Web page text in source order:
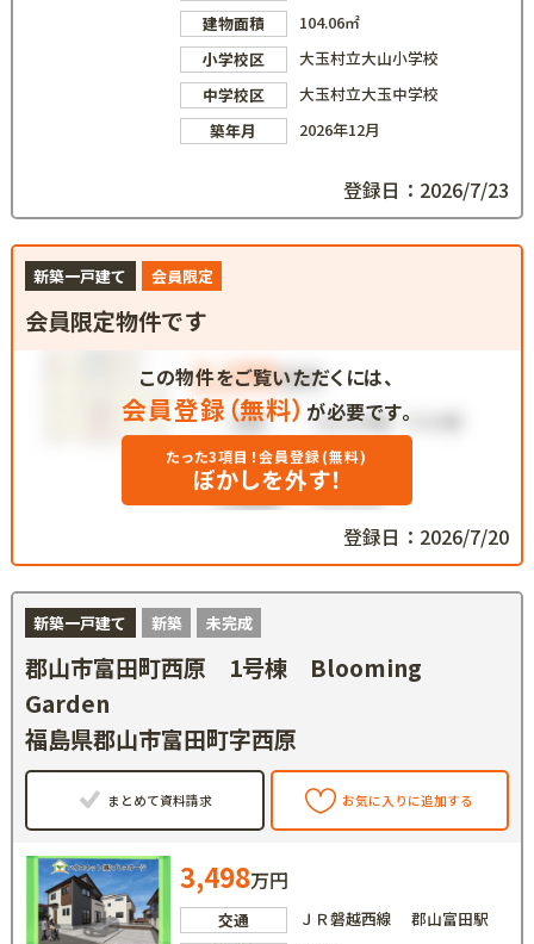
建物面積
104.06㎡
小学校区
大玉村立大山小学校
中学校区
大玉村立大玉中学校
築年月
2026年12月
登録日：2026/7/23
新築一戸建て 会員限定
会員限定物件です
この物件をご覧いただくには、
会員登録（無料） が必要です。
たった3項目！会員登録(無料)
ぼかしを外す！
登録日：2026/7/20
新築一戸建て 新築 未完成
郡山市富田町西原 1号棟 Blooming
Garden
福島県郡山市富田町字西原
まとめて資料請求 お気に入りに追加する
3,498万円
交通
ＪＲ磐越西線 郡山富田駅